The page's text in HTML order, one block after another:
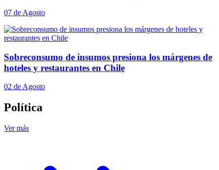
07 de Agosto
Sobreconsumo de insumos presiona los márgenes de
hoteles y restaurantes en Chile
02 de Agosto
Política
Ver más